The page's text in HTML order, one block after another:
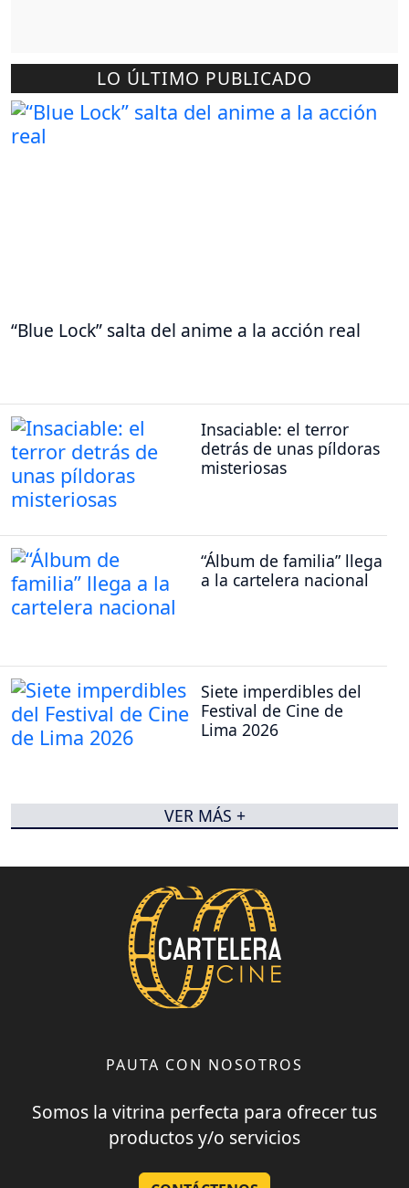
LO ÚLTIMO PUBLICADO
“Blue Lock” salta del anime a la acción real
Insaciable: el terror
detrás de unas píldoras
misteriosas
“Álbum de familia” llega
a la cartelera nacional
Siete imperdibles del
Festival de Cine de
Lima 2026
VER MÁS +
PAUTA CON NOSOTROS
Somos la vitrina perfecta para ofrecer tus
productos y/o servicios